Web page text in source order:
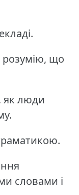
розумію, що
як люди
словами і